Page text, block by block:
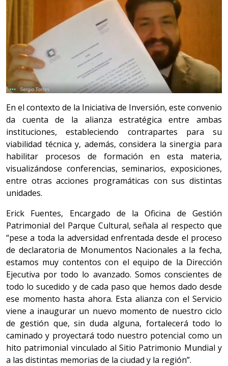
En el contexto de la Iniciativa de Inversión, este convenio
da cuenta de la alianza estratégica entre ambas
instituciones, estableciendo contrapartes para su
viabilidad técnica y, además, considera la sinergia para
habilitar procesos de formación en esta materia,
visualizándose conferencias, seminarios, exposiciones,
entre otras acciones programáticas con sus distintas
unidades.
Erick Fuentes, Encargado de la Oficina de Gestión
Patrimonial del Parque Cultural, señala al respecto que
“pese a toda la adversidad enfrentada desde el proceso
de declaratoria de Monumentos Nacionales a la fecha,
estamos muy contentos con el equipo de la Dirección
Ejecutiva por todo lo avanzado. Somos conscientes de
todo lo sucedido y de cada paso que hemos dado desde
ese momento hasta ahora. Esta alianza con el Servicio
viene a inaugurar un nuevo momento de nuestro ciclo
de gestión que, sin duda alguna, fortalecerá todo lo
caminado y proyectará todo nuestro potencial como un
hito patrimonial vinculado al Sitio Patrimonio Mundial y
a las distintas memorias de la ciudad y la región”.